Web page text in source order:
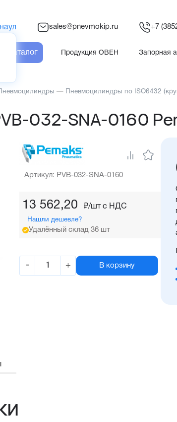
sales@pnevmokip.ru +7
Каталог Продукция ОВЕН Запорная
Пневмоцилиндры — Пневмоцилиндры по ISO6432
032-SNA-0160
Артикул: PVB-032-SNA-0160
13 562,20 ₽/шт c НДС
Нашли дешевле?
Удалённый склад 36 шт
- + В корзину